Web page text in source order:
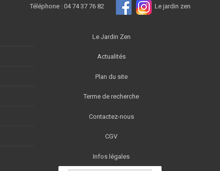
Téléphone : 04 74 37 76 82 Le jardin zen
Le Jardin Zen
Actualités
Plan du site
Terme de recherche
Contactez-nous
CGV
Infos légales